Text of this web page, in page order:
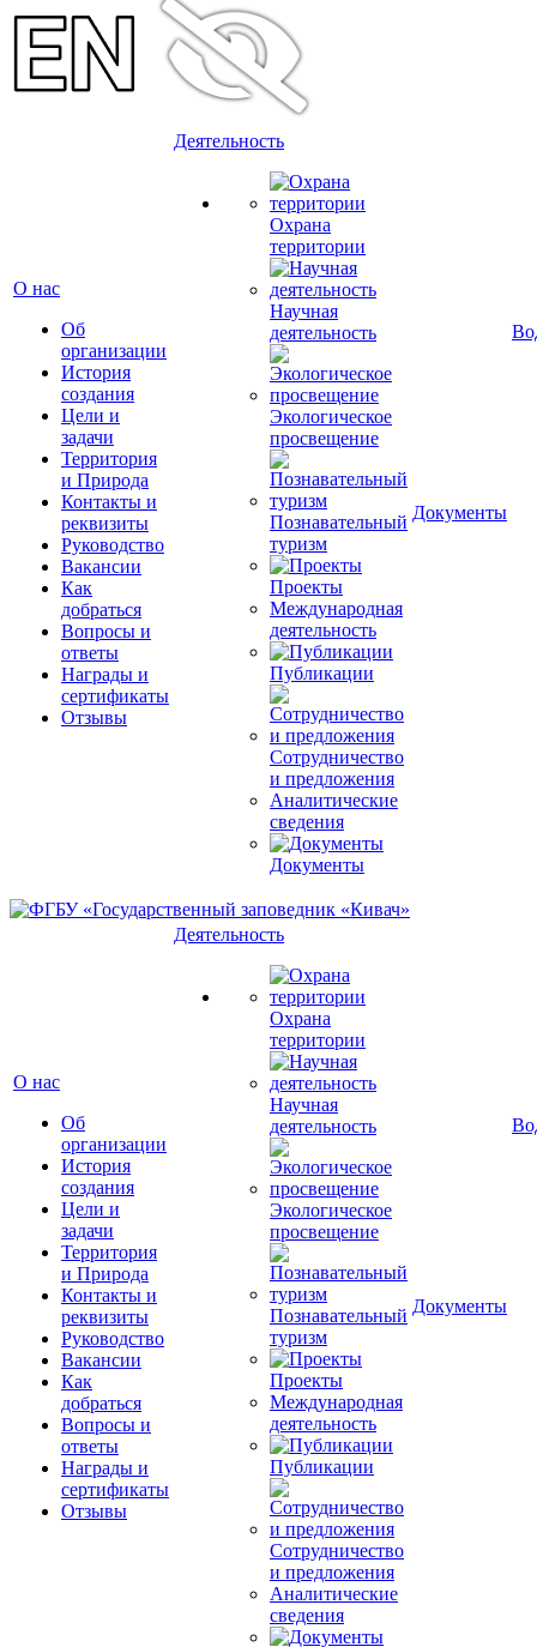
О нас
Об
организации
История
создания
Цели и
задачи
Территория
и Природа
Контакты и
реквизиты
Руководство
Вакансии
Как
добраться
Вопросы и
ответы
Награды и
сертификаты
Отзывы
Деятельность
Охрана
территории
Научная
деятельность
Экологическое
просвещение
Познавательный
туризм
Проекты
Международная
деятельность
Публикации
Сотрудничество
и предложения
Аналитические
сведения
Документы
Документы
О нас
Об
организации
История
создания
Цели и
задачи
Территория
и Природа
Контакты и
реквизиты
Руководство
Вакансии
Как
добраться
Вопросы и
ответы
Награды и
сертификаты
Отзывы
Деятельность
Охрана
территории
Научная
деятельность
Экологическое
просвещение
Познавательный
туризм
Проекты
Международная
деятельность
Публикации
Сотрудничество
и предложения
Аналитические
сведения
Документы